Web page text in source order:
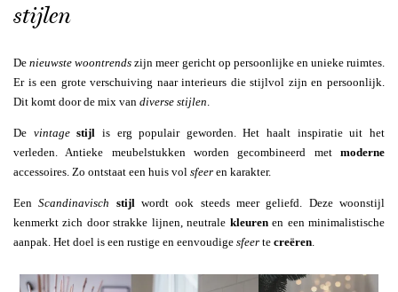
stijlen
Denieuwste woontrends zijn meer gericht op persoonlijke en unieke ruimtes.
Er is een grote verschuiving naar interieurs die stijlvol zijn en persoonlijk.
Dit komt door de mix van diverse stijlen.
De vintage stijl is erg populair geworden. Het haalt inspiratie uit het
verleden. Antieke meubelstukken worden gecombineerd met moderne
accessoires. Zo ontstaat een huis vol sfeer en karakter.
EenScandinavisch stijlwordt ook steeds meer geliefd. Deze woonstijl
kenmerkt zich door strakke lijnen, neutrale kleurenen een minimalistische
aanpak. Het doel is een rustige en eenvoudige sfeer te creëren.